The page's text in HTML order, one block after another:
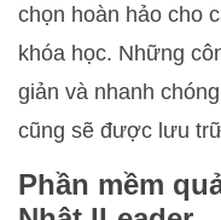
chọn hoàn hảo cho
khóa học. Những
giản và nhanh
cũng sẽ được lưu
Phần mềm